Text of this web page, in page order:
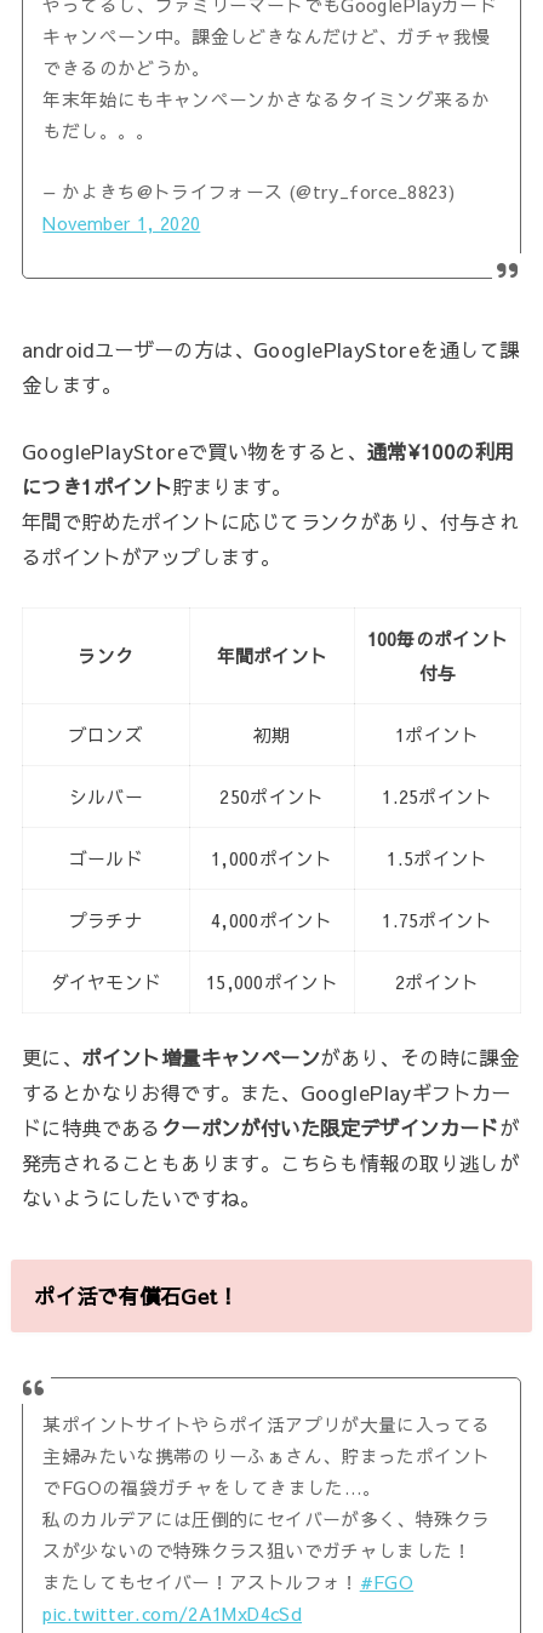
キャンペーン中。課金しどきなんだけど、ガチャ我慢
できるのかどうか。
年末年始にもキャンペーンかさなるタイミング来るか
もだし。。。
— かよきち@トライフォース (@try_force_8823)
November 1, 2020
androidユーザーの方は、GooglePlayStoreを通して課
金します。
GooglePlayStoreで買い物をすると、 通常¥100の利用
につき1ポイント貯まります。
年間で貯めたポイントに応じてランクがあり、付与され
るポイントがアップします。
ランク 年間ポイント
100毎のポイント
付与
ブロンズ 初期 1ポイント
シルバー 250ポイント 1.25ポイント
ゴールド 1,000ポイント 1.5ポイント
プラチナ 4,000ポイント 1.75ポイント
ダイヤモンド 15,000ポイント 2ポイント
更に、 ポイント増量キャンペーンがあり、その時に課金
するとかなりお得です。また、GooglePlayギフトカー
ドに特典である クーポンが付いた限定デザインカードが
発売されることもあります。こちらも情報の取り逃しが
ないようにしたいですね。
ポイ活で有償石Get！
某ポイントサイトやらポイ活アプリが大量に入ってる
主婦みたいな携帯のりーふぁさん、貯まったポイント
でFGOの福袋ガチャをしてきました…。
私のカルデアには圧倒的にセイバーが多く、特殊クラ
スが少ないので特殊クラス狙いでガチャしました！
またしてもセイバー！アストルフォ！ #FGO
pic.twitter.com/2A1MxD4cSd